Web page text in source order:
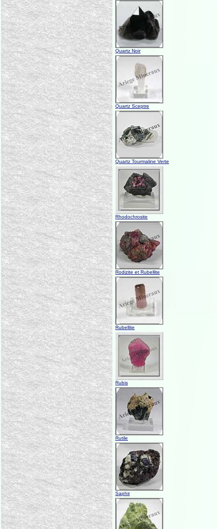
Quartz Noir
Quartz Sceptre
Quartz Tourmaline Verte
Rhodochrosite
Rodizite et Rubellite
Rubellite
Rubis
Rutile
Saphir